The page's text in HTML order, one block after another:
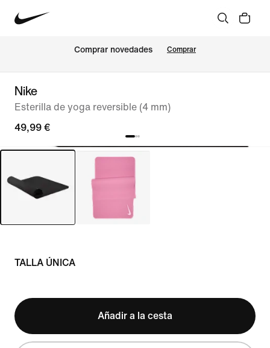
Comprar novedades Comprar
Nike
Esterilla de yoga reversible (4 mm)
49,99 €
TALLA ÚNICA
Añadir a la cesta